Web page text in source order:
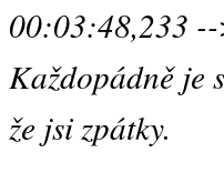
00:03:48,233
Každopádně je
že jsi zpátky.